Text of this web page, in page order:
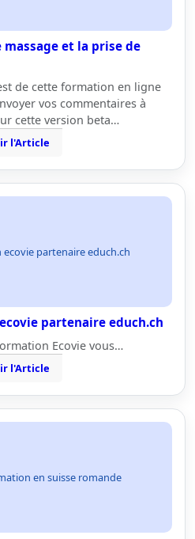
et la prise de
de cette formation en ligne
vos commentaires à
cette version beta…
l'Article
partenaire educh.ch
partenaire educh.ch
Ecovie vous…
l'Article
en suisse romande